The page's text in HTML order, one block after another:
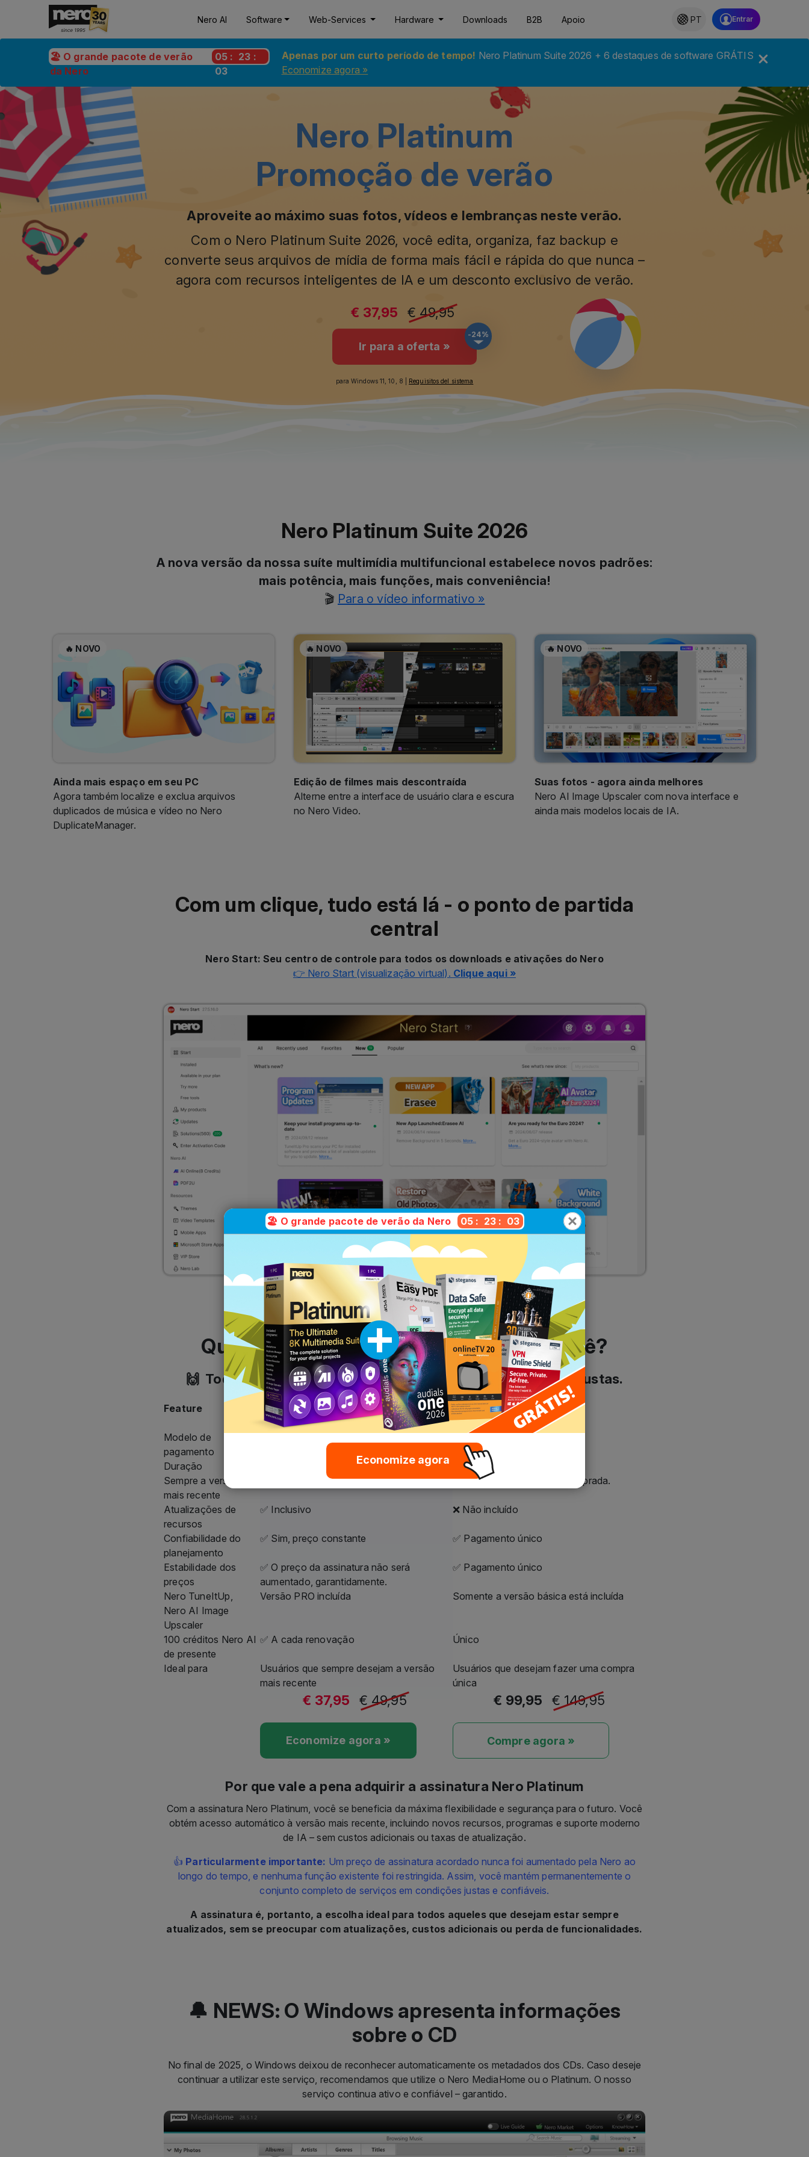
Nero AI Software Web-Services Hardware Downloads B2B Apoio PT
🏖️ O grande pacote de verão da Nero 05: 23 : 02
Economize agora
🏖️ O grande pacote de verão
da Nero
05 : 23 :
02
Apenas por um curto período de tempo! Nero Platinum Suite 2026 + 6 destaques de software GRÁTIS
Economize agora »
Nero Platinum
Promoção de verão
Aproveite ao máximo suas fotos, vídeos e lembranças neste verão.
Com o Nero Platinum Suite 2026, você edita, organiza, faz backup e
converte seus arquivos de mídia de forma mais fácil e rápida do que nunca –
agora com recursos inteligentes de IA e um desconto exclusivo de verão.
€ 37,95 € 49,95
Ir para a oferta »
-24%
para Windows 11, 10, 8 | Requisitos del sistema
Nero Platinum Suite 2026
A nova versão da nossa suíte multimídia multifuncional estabelece novos padrões:
mais potência, mais funções, mais conveniência!
🎬 Para o vídeo informativo »
🔥 NOVO
Ainda mais espaço em seu PC
Agora também localize e exclua arquivos
duplicados de música e vídeo no Nero
DuplicateManager.
🔥 NOVO
Edição de filmes mais descontraída
Alterne entre a interface de usuário clara e escura
no Nero Video.
🔥 NOVO
Suas fotos - agora ainda melhores
Nero AI Image Upscaler com nova interface e
ainda mais modelos locais de IA.
Com um clique, tudo está lá - o ponto de partida
central
Nero Start: Seu centro de controle para todos os downloads e ativações do Nero
👉 Nero Start (visualização virtual). Clique aqui »
Qual versão é a mais adequada para você?
🙌 Todas as diferenças num relance: claras, transparentes e justas.
Feature
Nero Platinum
Subscription
Nero Platinum
Unlimited
Modelo de
pagamento
Pagamento anual acessível Pagamento único
Duração Enquanto a assinatura estiver ativa
Ilimitado
Sempre a versão
mais recente
✅ Sim, automaticamente ❌ Não, apenas a versão comprada.
Atualizações de
recursos
✅ Inclusivo ❌ Não incluído
Confiabilidade do
planejamento
✅ Sim, preço constante ✅ Pagamento único
Estabilidade dos
preços
✅ O preço da assinatura não será
aumentado, garantidamente.
✅ Pagamento único
Nero TuneItUp,
Nero AI Image
Upscaler
Versão PRO incluída Somente a versão básica está incluída
100 créditos Nero AI
de presente
✅ A cada renovação Único
Ideal para
Usuários que sempre desejam a versão
mais recente
Usuários que desejam fazer uma compra
única
€ 37,95 € 49,95
Economize agora »
€ 99,95 € 149,95
Compre agora »
Por que vale a pena adquirir a assinatura Nero Platinum
Com a assinatura Nero Platinum, você se beneficia da máxima flexibilidade e segurança para o futuro. Você
obtém acesso automático à versão mais recente, incluindo novos recursos, programas e suporte moderno
de IA – sem custos adicionais ou taxas de atualização.
👍 Particularmente importante: Um preço de assinatura acordado nunca foi aumentado pela Nero ao
longo do tempo, e nenhuma função existente foi restringida. Assim, você mantém permanentemente o
conjunto completo de serviços em condições justas e confiáveis.
A assinatura é, portanto, a escolha ideal para todos aqueles que desejam estar sempre
atualizados, sem se preocupar com atualizações, custos adicionais ou perda de funcionalidades.
🔔 NEWS: O Windows apresenta informações
sobre o CD
No final de 2025, o Windows deixou de reconhecer automaticamente os metadados dos CDs. Caso deseje
continuar a utilizar este serviço, recomendamos que utilize o Nero MediaHome ou o Platinum. O nosso
serviço continua ativo e confiável – garantido.